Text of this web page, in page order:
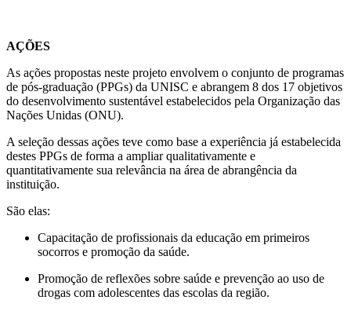
AÇÕES
As ações propostas neste projeto envolvem o conjunto de programas
de pós-graduação (PPGs) da UNISC e abrangem 8 dos 17 objetivos
do desenvolvimento sustentável estabelecidos pela Organização das
Nações Unidas (ONU).
A seleção dessas ações teve como base a experiência já estabelecida
destes PPGs de forma a ampliar qualitativamente e
quantitativamente sua relevância na área de abrangência da
instituição.
São elas:
Capacitação de profissionais da educação em primeiros
socorros e promoção da saúde.
Promoção de reflexões sobre saúde e prevenção ao uso de
drogas com adolescentes das escolas da região.